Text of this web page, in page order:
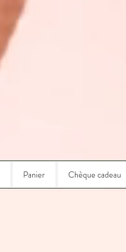
Panier Chèque cadeau